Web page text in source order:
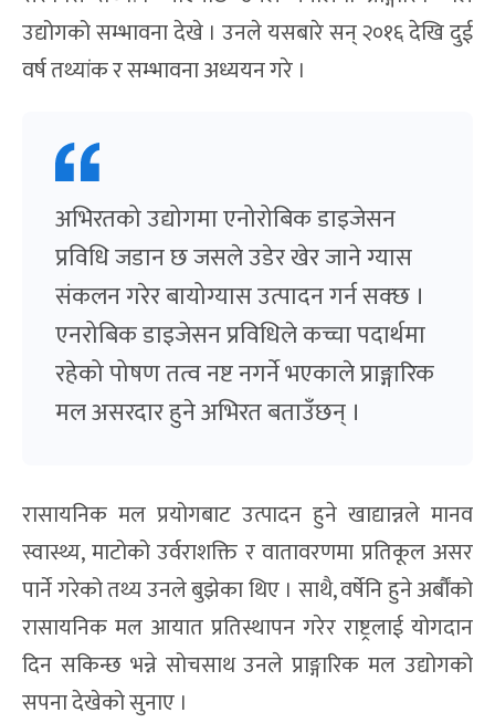
उद्योगको सम्भावना देखे । उनले यसबारे सन् २०१६ देखि दुई
वर्ष तथ्यांक र सम्भावना अध्ययन गरे ।
अभिरतको उद्योगमा एनोरोबिक डाइजेसन
प्रविधि जडान छ जसले उडेर खेर जाने ग्यास
संकलन गरेर बायोग्यास उत्पादन गर्न सक्छ ।
एनरोबिक डाइजेसन प्रविधिले कच्चा पदार्थमा
रहेको पोषण तत्व नष्ट नगर्ने भएकाले प्राङ्गारिक
मल असरदार हुने अभिरत बताउँछन् ।
रासायनिक मल प्रयोगबाट उत्पादन हुने खाद्यान्नले मानव
स्वास्थ्य, माटोको उर्वराशक्ति र वातावरणमा प्रतिकूल असर
पार्ने गरेको तथ्य उनले बुझेका थिए । साथै, वर्षेनि हुने अर्बौंको
रासायनिक मल आयात प्रतिस्थापन गरेर राष्ट्रलाई योगदान
दिन सकिन्छ भन्ने सोचसाथ उनले प्राङ्गारिक मल उद्योगको
सपना देखेको सुनाए ।